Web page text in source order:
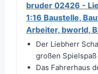
bruder 02426 -
1:16 Baustelle,
Arbeiter, bworld,
Der Liebherr
großen
Das Fahrerhaus